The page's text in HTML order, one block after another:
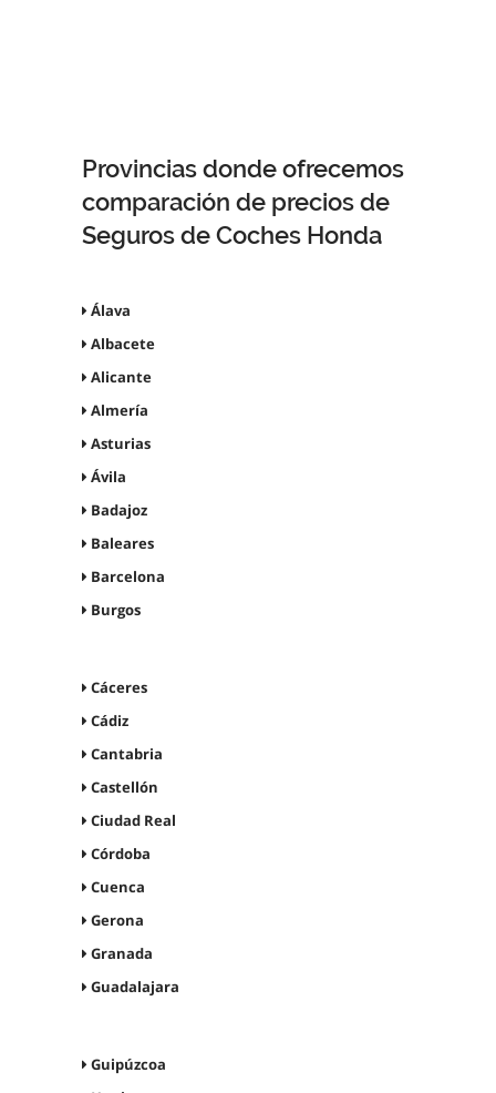
Provincias donde ofrecemos
comparación de precios de
Seguros de Coches Honda
Álava
Albacete
Alicante
Almería
Asturias
Ávila
Badajoz
Baleares
Barcelona
Burgos
Cáceres
Cádiz
Cantabria
Castellón
Ciudad Real
Córdoba
Cuenca
Gerona
Granada
Guadalajara
Guipúzcoa